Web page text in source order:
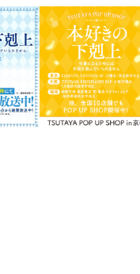
るビブリア・ファ
中ーー引き継ぎ業務
かない。王命を受け
しく、図らずも二人は